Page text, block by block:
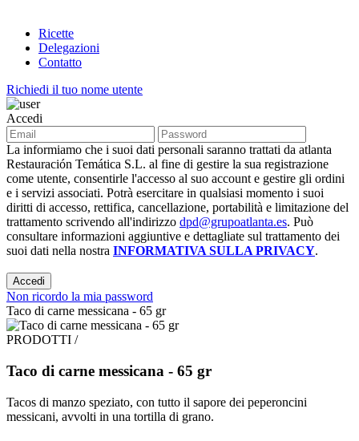
Ricette
Delegazioni
Contatto
Richiedi il tuo nome utente
Accedi
La informiamo che i suoi dati personali saranno trattati da atlanta
Restauración Temática S.L. al fine di gestire la sua registrazione
come utente, consentirle l'accesso al suo account e gestire gli ordini
e i servizi associati. Potrà esercitare in qualsiasi momento i suoi
diritti di accesso, rettifica, cancellazione, portabilità e limitazione del
trattamento scrivendo all'indirizzo dpd@grupoatlanta.es. Può
consultare informazioni aggiuntive e dettagliate sul trattamento dei
suoi dati nella nostra INFORMATIVA SULLA PRIVACY.
Accedi
Non ricordo la mia password
Taco di carne messicana - 65 gr
PRODOTTI /
Taco di carne messicana - 65 gr
Tacos di manzo speziato, con tutto il sapore dei peperoncini
messicani, avvolti in una tortilla di grano.